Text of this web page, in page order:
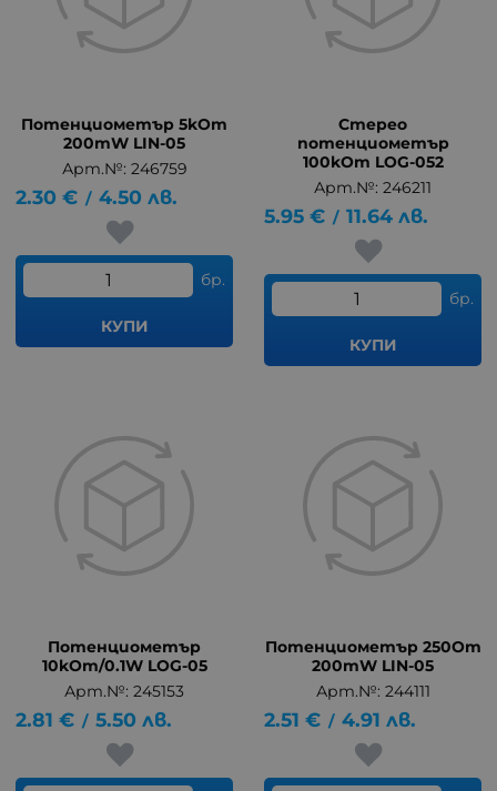
Потенциометър 5kOm
200mW LIN-05
Арт.№: 246759
2.30 € / 4.50 лв.
бр.
КУПИ
Стерео
потенциометър
100kOm LOG-052
Арт.№: 246211
5.95 € / 11.64 лв.
бр.
КУПИ
Потенциометър
10kOm/0.1W LOG-05
Арт.№: 245153
2.81 € / 5.50 лв.
Потенциометър 250Om
200mW LIN-05
Арт.№: 244111
2.51 € / 4.91 лв.